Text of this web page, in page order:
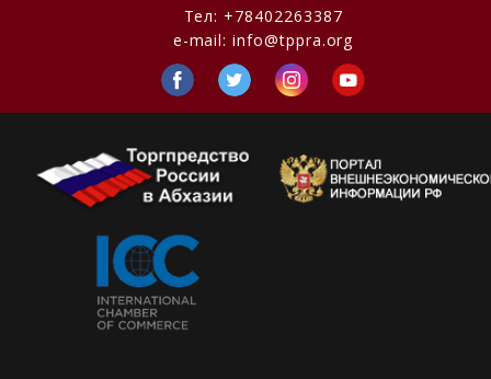
Тел: +78402263387
e-mail:info@tppra.org